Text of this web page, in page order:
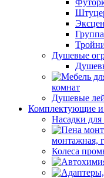
Душевые
комнат
Душевые
Комплектующие и
Насадки для
монтажная,
Колеса